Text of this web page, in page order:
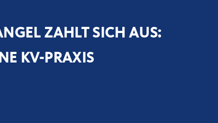
ZAHLT SICH AUS:
KV-PRAXIS